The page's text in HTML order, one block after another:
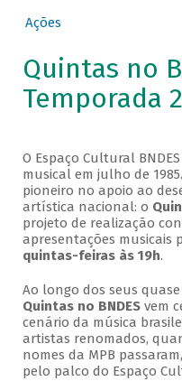
Ações
Quintas no
Temporada
O Espaço Cultural
musical em julho de
pioneiro no apoio ao
artística nacional: o
projeto de realização
apresentações musicais
quintas-feiras às 19h.
Ao longo dos seus
Quintas no BNDESvem
cenário da música
artistas renomados,
nomes da MPB
pelo palco do Espaço